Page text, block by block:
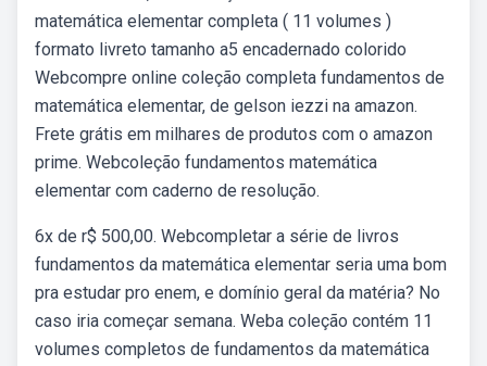
matemática elementar completa ( 11 volumes )
formato livreto tamanho a5 encadernado colorido
Webcompre online coleção completa fundamentos de
matemática elementar, de gelson iezzi na amazon.
Frete grátis em milhares de produtos com o amazon
prime. Webcoleção fundamentos matemática
elementar com caderno de resolução.
6x de r$ 500,00. Webcompletar a série de livros
fundamentos da matemática elementar seria uma bom
pra estudar pro enem, e domínio geral da matéria? No
caso iria começar semana. Weba coleção contém 11
volumes completos de fundamentos da matemática